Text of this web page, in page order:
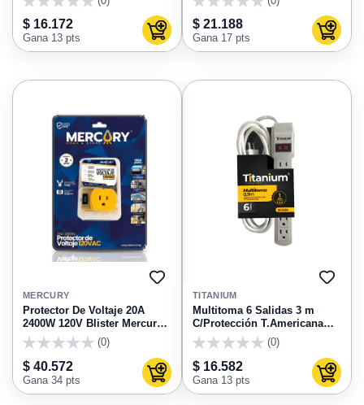
$ 16.172
Gana 13 pts Agregar al carrito
$ 21.188
Gana 17 pts
AGREGAR
FAVORITOS
MERCURY
Protector De Voltaje 20A
2400W 120V Blister Mercury
ECA111
(0)
$ 40.572
Gana 34 pts Agregar al carrito
TITANIUM
Multitoma 6 Salidas 3 m
C/Protección T.Americana
Eca35 Titanium(0)
$ 16.582
Gana 13 pts